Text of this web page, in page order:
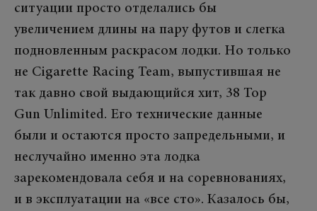
ситуации просто отделались бы
увеличением длины на пару футов и слегка
подновленным раскрасом лодки. Но только
не Cigarette Racing Team, выпустившая не
так давно свой выдающийся хит, 38 Top
Gun Unlimited. Его технические данные
были и остаются просто запредельными, и
неслучайно именно эта лодка
зарекомендовала себя и на соревнованиях,
и в эксплуатации на «все сто». Казалось бы,